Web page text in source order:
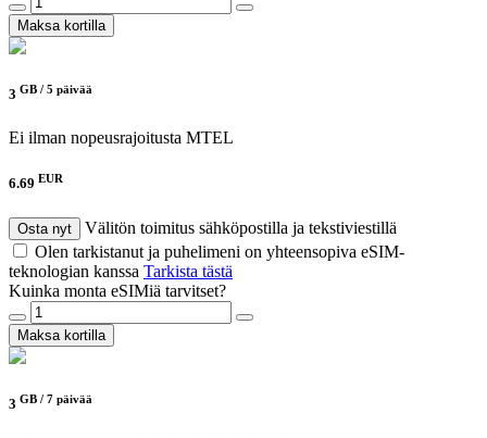
Maksa kortilla
3 GB / 5 päivää
Ei ilman nopeusrajoitusta MTEL
6.69 EUR
Osta nyt
Välitön toimitus sähköpostilla ja tekstiviestillä
Olen tarkistanut ja puhelimeni on yhteensopiva eSIM-
teknologian kanssa Tarkista tästä
Kuinka monta eSIMiä tarvitset?
Maksa kortilla
3 GB / 7 päivää